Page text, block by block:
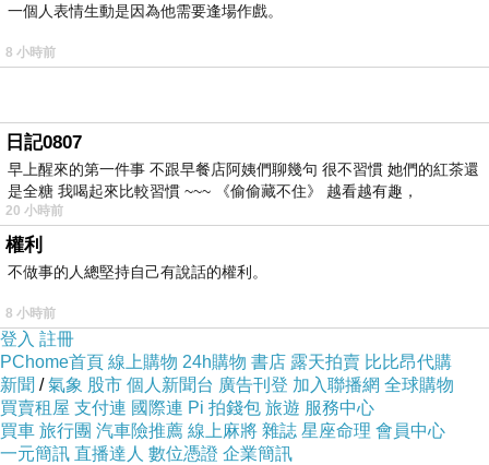
一個人表情生動是因為他需要逢場作戲。
8 小時前
日記0807
早上醒來的第一件事 不跟早餐店阿姨們聊幾句 很不習慣 她們的紅茶還
是全糖 我喝起來比較習慣 ~~~ 《偷偷藏不住》 越看越有趣，
20 小時前
權利
不做事的人總堅持自己有說話的權利。
8 小時前
登入 註冊
PChome首頁 線上購物 24h購物 書店 露天拍賣 比比昂代購
新聞 /氣象 股市 個人新聞台 廣告刊登 加入聯播網 全球購物
買賣租屋 支付連 國際連 Pi 拍錢包 旅遊 服務中心
買車 旅行團 汽車險推薦 線上麻將 雜誌 星座命理 會員中心
一元簡訊 直播達人 數位憑證 企業簡訊